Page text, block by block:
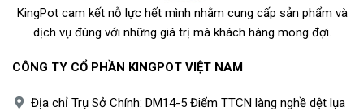
KingPot cam kết nỗ lực hết mình nhằm cung cấp sản phẩm và
dịch vụ đúng với những giá trị mà khách hàng mong đợi.
CÔNG TY CỔ PHẦN KINGPOT VIỆT NAM
Địa chỉ Trụ Sở Chính: DM14-5 Điểm TTCN làng nghề dệt lụa